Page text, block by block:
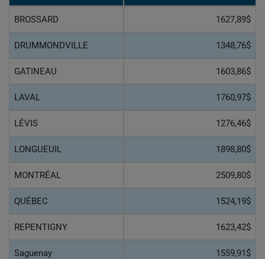
BROSSARD 1627,89$
DRUMMONDVILLE 1348,76$
GATINEAU 1603,86$
LAVAL 1760,97$
LÉVIS 1276,46$
LONGUEUIL 1898,80$
MONTRÉAL 2509,80$
QUÉBEC 1524,19$
REPENTIGNY 1623,42$
Saguenay 1559,91$